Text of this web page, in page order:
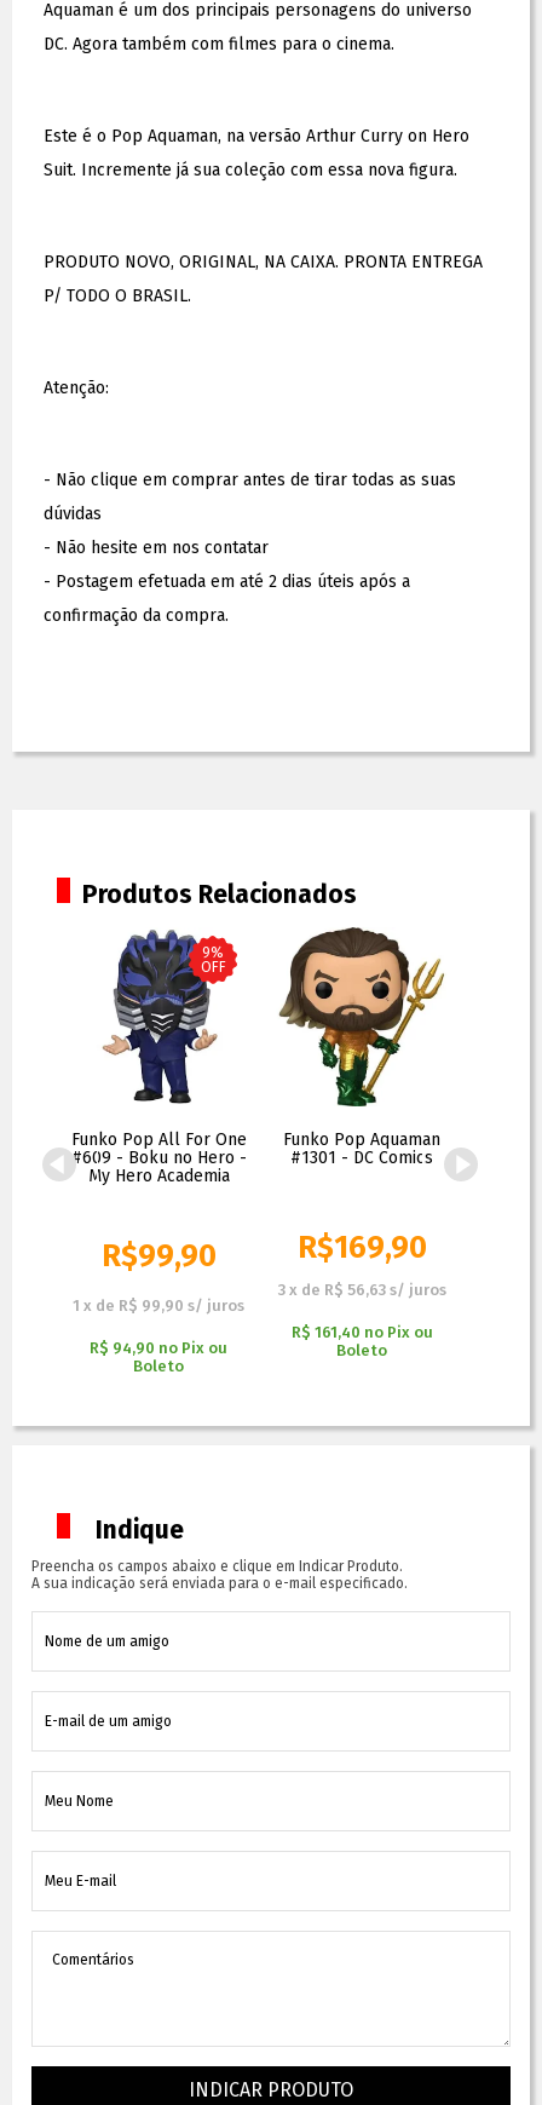
Aquaman é um dos principais personagens do universo
DC. Agora também com filmes para o cinema.
Este é o Pop Aquaman, na versão Arthur Curry on Hero
Suit. Incremente já sua coleção com essa nova figura.
PRODUTO NOVO, ORIGINAL, NA CAIXA. PRONTA ENTREGA
P/ TODO O BRASIL.
Atenção:
- Não clique em comprar antes de tirar todas as suas
dúvidas
- Não hesite em nos contatar
- Postagem efetuada em até 2 dias úteis após a
confirmação da compra.
Produtos Relacionados
9%
OFF
Funko Pop All For One
#609 - Boku no Hero -
My Hero Academia
R$99,90
1 x de R$ 99,90 s/ juros
R$ 94,90 no Pix ou
Boleto
Funko Pop Aquaman
#1301 - DC Comics
R$169,90
3 x de R$ 56,63 s/ juros
R$ 161,40 no Pix ou
Boleto
Indique
Preencha os campos abaixo e clique em Indicar Produto.
A sua indicação será enviada para o e-mail especificado.
INDICAR PRODUTO